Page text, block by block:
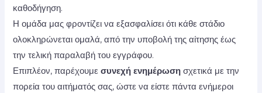
καθοδήγηση.
Η ομάδα μας φροντίζει να εξασφαλίσει ότι κάθε στάδιο
ολοκληρώνεται ομαλά, από την υποβολή της αίτησης έως
την τελική παραλαβή του εγγράφου.
Επιπλέον, παρέχουμεσυνεχή ενημέρωση σχετικά με την
πορεία του αιτήματός σας, ώστε να είστε πάντα ενήμεροι